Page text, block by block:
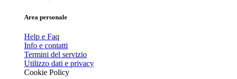
Area personale
Help e Faq
Info e contatti
Termini del servizio
Utilizzo dati e privacy
Cookie Policy